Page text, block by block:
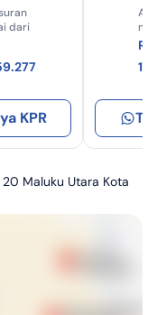
dari
KPR
Rp
Maluku Utara Kota